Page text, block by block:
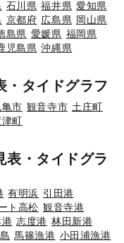
石川県 福井県 愛知県
京都府 広島県 岡山県
島県 愛媛県 福岡県
児島県 沖縄県
・タイドグラフ
亀市 観音寺市 土庄町
津町
表・タイドグラ
有明浜 引田港
ト高松 観音寺港
港 志度港 林田新港
馬篠漁港 小田浦漁港